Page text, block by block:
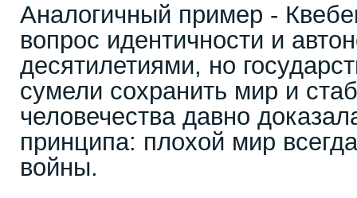
Аналогичный пример -
вопрос идентичности и
десятилетиями, но
сумели сохранить мир и
человечества давно
принципа: плохой мир
войны.